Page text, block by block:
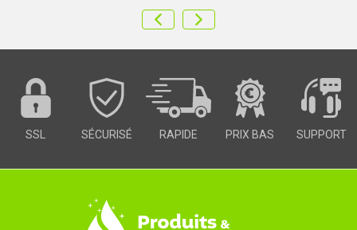
SSL SÉCURISÉ RAPIDE PRIX BAS SUPPORT